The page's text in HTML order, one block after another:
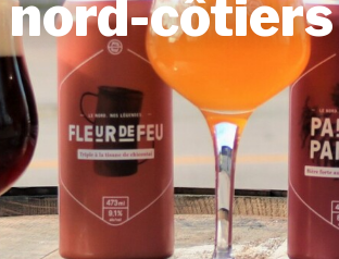
nord-côtiers